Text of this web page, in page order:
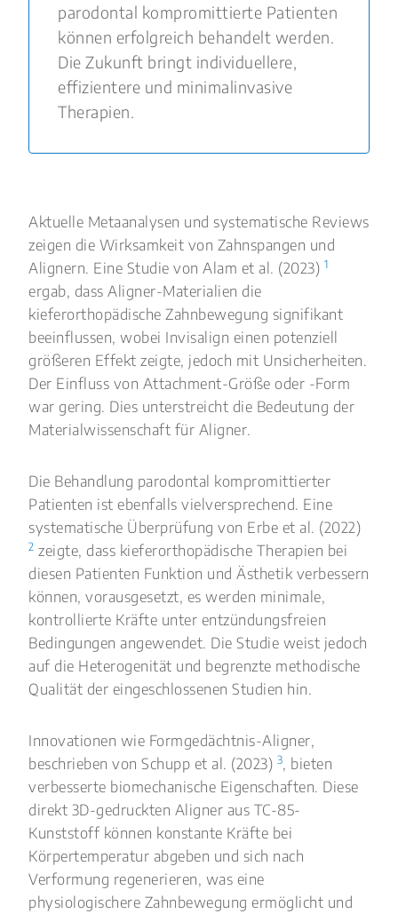
parodontal kompromittierte Patienten
können erfolgreich behandelt werden.
Die Zukunft bringt individuellere,
effizientere und minimalinvasive
Therapien.
Aktuelle Metaanalysen und systematische Reviews
zeigen die Wirksamkeit von Zahnspangen und
Alignern. Eine Studie von Alam et al. (2023) 1
ergab, dass Aligner-Materialien die
kieferorthopädische Zahnbewegung signifikant
beeinflussen, wobei Invisalign einen potenziell
größeren Effekt zeigte, jedoch mit Unsicherheiten.
Der Einfluss von Attachment-Größe oder -Form
war gering. Dies unterstreicht die Bedeutung der
Materialwissenschaft für Aligner.
Die Behandlung parodontal kompromittierter
Patienten ist ebenfalls vielversprechend. Eine
systematische Überprüfung von Erbe et al. (2022)
2 zeigte, dass kieferorthopädische Therapien bei
diesen Patienten Funktion und Ästhetik verbessern
können, vorausgesetzt, es werden minimale,
kontrollierte Kräfte unter entzündungsfreien
Bedingungen angewendet. Die Studie weist jedoch
auf die Heterogenität und begrenzte methodische
Qualität der eingeschlossenen Studien hin.
Innovationen wie Formgedächtnis-Aligner,
beschrieben von Schupp et al. (2023) 3, bieten
verbesserte biomechanische Eigenschaften. Diese
direkt 3D-gedruckten Aligner aus TC-85-
Kunststoff können konstante Kräfte bei
Körpertemperatur abgeben und sich nach
Verformung regenerieren, was eine
physiologischere Zahnbewegung ermöglicht und